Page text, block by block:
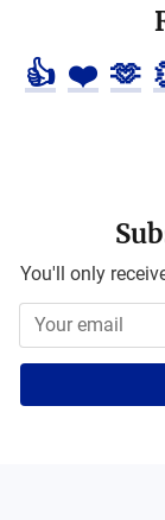
👍 ❤️ 🫶
You'll only